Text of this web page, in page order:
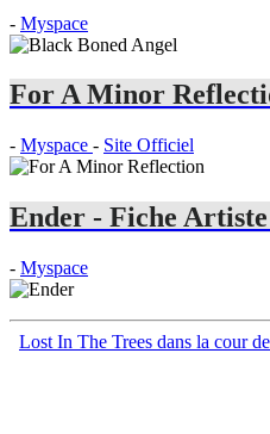
- Myspace
For A Minor
- Myspace - Site Officiel
Ender - Fiche
- Myspace
Lost In The Trees dans la cour